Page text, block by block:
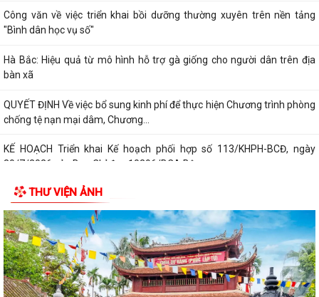
Công văn về việc triển khai bồi dưỡng thường xuyên trên nền tảng
"Bình dân học vụ số"
Hà Bắc: Hiệu quả từ mô hình hỗ trợ gà giống cho người dân trên địa
bàn xã
QUYẾT ĐỊNH Về việc bổ sung kinh phí để thực hiện Chương trình phòng
chống tệ nạn mại dâm, Chương...
KẾ HOẠCH Triển khai Kế hoạch phối hợp số 113/KHPH-BCĐ, ngày
30/7/2026 của Ban Chỉ đạo 10296/BCA Bộ...
THƯ VIỆN ẢNH